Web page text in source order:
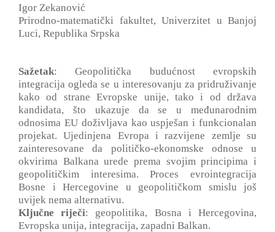
Igor Zekanović
Prirodno-matematički fakultet, Univerzitet u Banjoj
Luci, Republika Srpska
Sažetak: Geopolitička budućnost evropskih
integracija ogleda se u interesovanju za pridruživanje
kako od strane Evropske unije, tako i od država
kandidata, što ukazuje da se u međunarodnim
odnosima EU doživljava kao uspješan i funkcionalan
projekat. Ujedinjena Evropa i razvijene zemlje su
zainteresovane da političko-ekonomske odnose u
okvirima Balkana urede prema svojim principima i
geopolitičkim interesima. Proces evrointegracija
Bosne i Hercegovine u geopolitičkom smislu još
uvijek nema alternativu.
Ključne riječi: geopolitika, Bosna i Hercegovina,
Evropska unija, integracija, zapadni Balkan.